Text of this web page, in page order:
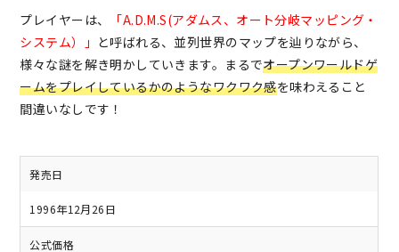
プレイヤーは、
「A.D.M.S(アダムス、オート分岐マッピング・
システム）」 と呼ばれる、並列世界のマップを辿りながら、
様々な謎を解き明かしていきます。まるでオープンワールドゲ
ームをプレイしているかのようなワクワク感を味わえること
間違いなしです！
発売日
1996年12月26日
公式価格